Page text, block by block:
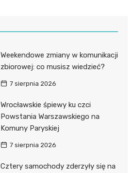
Weekendowe zmiany w komunikacji
zbiorowej: co musisz wiedzieć?
7 sierpnia 2026
Wrocławskie śpiewy ku czci
Powstania Warszawskiego na
Komuny Paryskiej
7 sierpnia 2026
Cztery samochody zderzyły się na